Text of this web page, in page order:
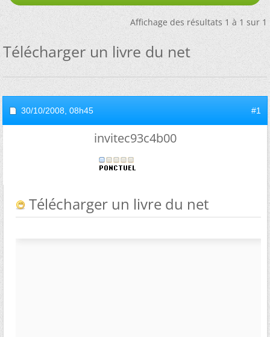
Affichage des résultats 1 à 1 sur 1
Télécharger un livre du net
30/10/2008, 08h45 #1
invitec93c4b00
Télécharger un livre du net